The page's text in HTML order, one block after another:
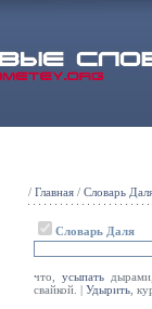
/ Главная / Словарь
Словарь Даля
что, усыпать
свайкой. | Удырить ,